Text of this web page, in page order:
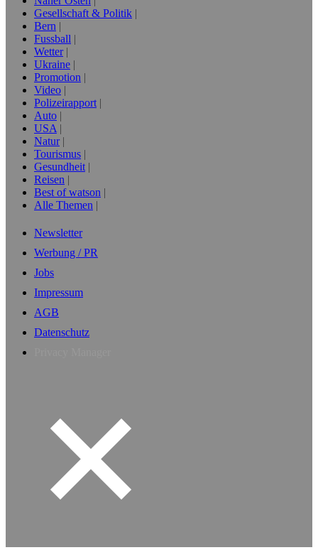
Gesellschaft & Politik
Bern
Fussball
Wetter
Ukraine
Promotion
Video
Polizeirapport
Auto
USA
Natur
Tourismus
Gesundheit
Reisen
Best of watson
Alle Themen
Newsletter
Werbung / PR
Jobs
Impressum
AGB
Datenschutz